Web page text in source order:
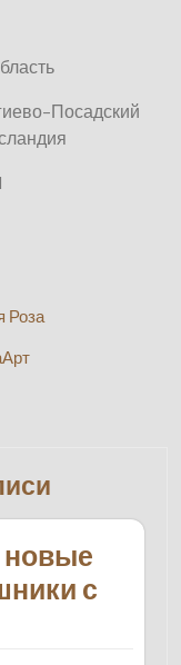
Посадский
Роза
новые
с